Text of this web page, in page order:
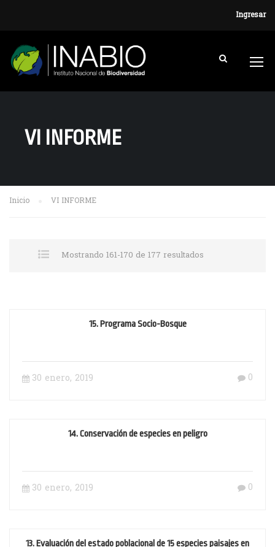
Ingresar
VI INFORME
Inicio VI INFORME
Mostrando 161-170 de 177 resultados
15. Programa Socio-Bosque
30 enero, 2019 0
14. Conservación de especies en peligro
30 enero, 2019 0
13. Evaluación del estado poblacional de 15 especies paisajes en